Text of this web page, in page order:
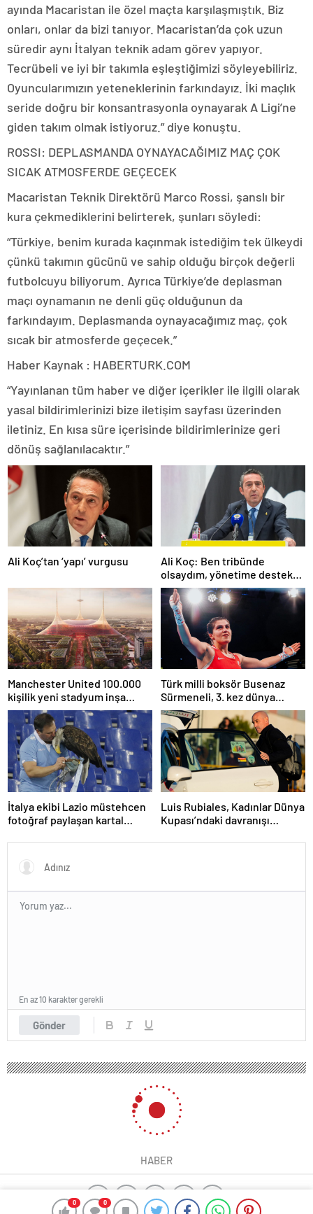
0 0
ayında Macaristan ile özel maçta karşılaşmıştık. Biz
onları, onlar da bizi tanıyor. Macaristan’da çok uzun
süredir aynı İtalyan teknik adam görev yapıyor.
Tecrübeli ve iyi bir takımla eşleştiğimizi söyleyebiliriz.
Oyuncularımızın yeteneklerinin farkındayız. İki maçlık
seride doğru bir konsantrasyonla oynayarak A Ligi’ne
giden takım olmak istiyoruz.” diye konuştu.
ROSSI: DEPLASMANDA OYNAYACAĞIMIZ MAÇ ÇOK
SICAK ATMOSFERDE GEÇECEK
Macaristan Teknik Direktörü Marco Rossi, şanslı bir
kura çekmediklerini belirterek, şunları söyledi:
“Türkiye, benim kurada kaçınmak istediğim tek ülkeydi
çünkü takımın gücünü ve sahip olduğu birçok değerli
futbolcuyu biliyorum. Ayrıca Türkiye’de deplasman
maçı oynamanın ne denli güç olduğunun da
farkındayım. Deplasmanda oynayacağımız maç, çok
sıcak bir atmosferde geçecek.”
Haber Kaynak : HABERTURK.COM
“Yayınlanan tüm haber ve diğer içerikler ile ilgili olarak
yasal bildirimlerinizi bize iletişim sayfası üzerinden
iletiniz. En kısa süre içerisinde bildirimlerinize geri
dönüş sağlanılacaktır.”
Ali Koç’tan ‘yapı’ vurgusu
Ali Koç: Ben tribünde
olsaydım, yönetime destek
olurdum
Manchester United 100.000
kişilik yeni stadyum inşa
etmeyi planlıyor
Türk milli boksör Busenaz
Sürmeneli, 3. kez dünya
şampiyonu oldu
İtalya ekibi Lazio müstehcen
fotoğraf paylaşan kartal
Luis Rubiales, Kadınlar Dünya
Kupası’ndaki davranışı
suçlu bulundu
Gönder
En az 10 karakter gerekli
HABER